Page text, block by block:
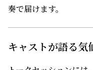
奏で届けます。
キャストが語る気